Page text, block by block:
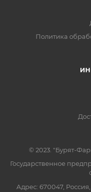
Политика
© 2023. "Бурят-
Государственное
Адрес: 670047,